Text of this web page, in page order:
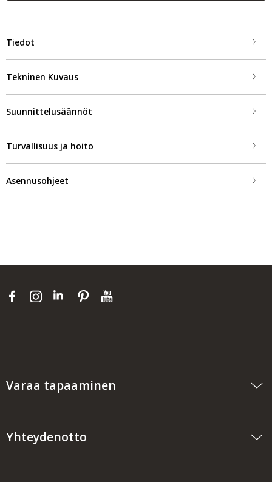
Tiedot
Tekninen Kuvaus
Suunnittelusäännöt
Turvallisuus ja hoito
Asennusohjeet
Varaa tapaaminen
Yhteydenotto